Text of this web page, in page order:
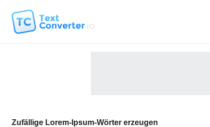
Zufällige Lorem-Ipsum-Wörter erzeugen